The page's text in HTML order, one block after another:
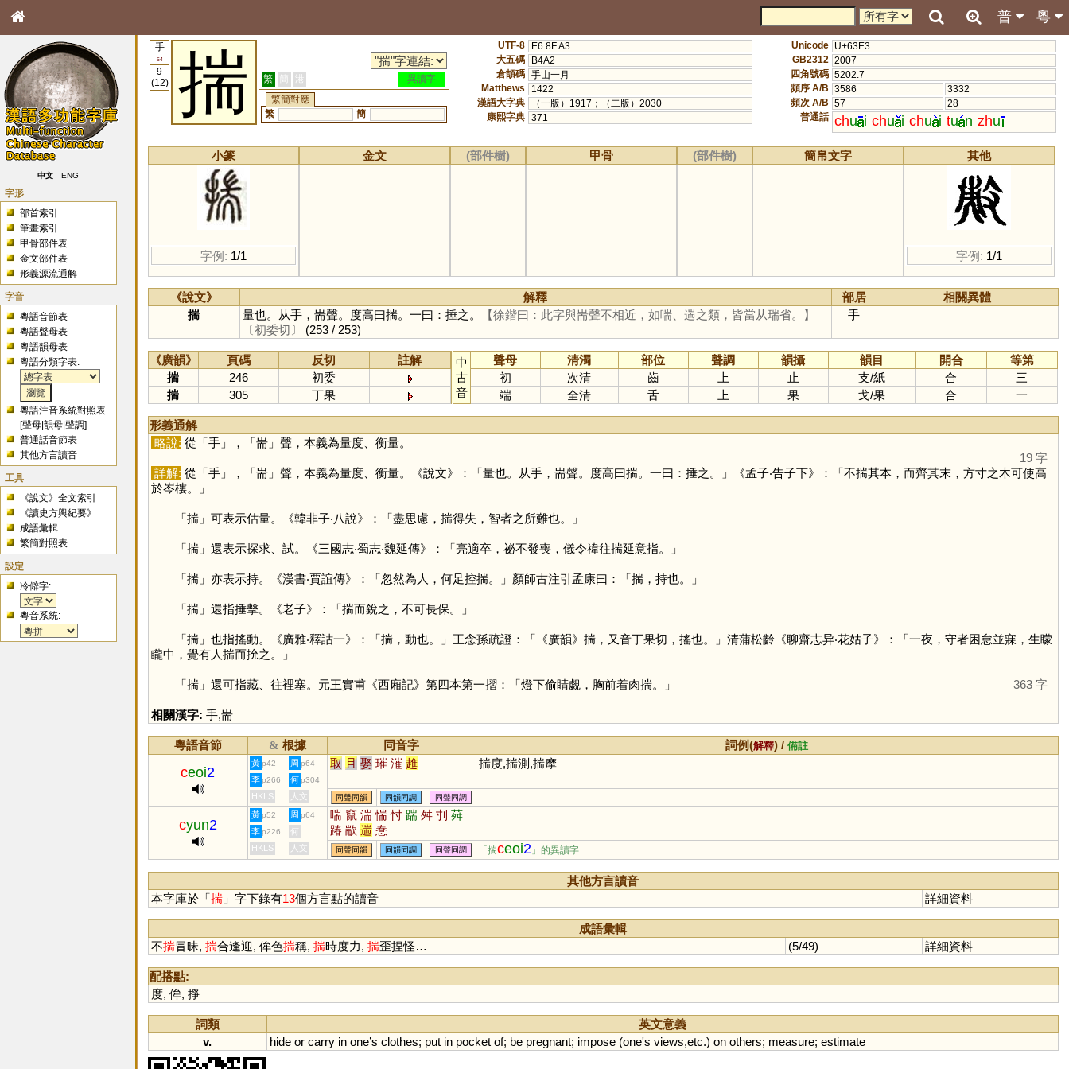
粵
普
中文 ENG
字形
部首索引
筆畫索引
甲骨部件表
金文部件表
形義源流通解
字音
粵語音節表
粵語聲母表
粵語韻母表
粵語分類字表:
粵語注音系統對照表
[聲母 |韻母 |聲調]
普通話音節表
其他方言讀音
工具
《說文》全文索引
《讀史方輿紀要》
成語彙輯
繁簡對照表
設定
冷僻字:
粵音系統:
手
64
9
(12)
揣 繁 簡 港
異讀字
繁簡對應
繁
簡
UTF-8
E6 8F A3
大五碼
B4A2
倉頡碼 手山一月
Matthews
1422
漢語大字典
（一版）1917；（二版）2030
康熙字典 371
Unicode U+63E3
GB2312 2007
四角號碼 5202.7
頻序 A/B 3586
3332
頻次 A/B 57
28
普通話 chu i chu i chu i tu n zhu
小篆
字例: 1/1
金文 (部件樹) 甲骨 (部件樹) 簡帛文字 其他
字例: 1/1
《說文》 解釋 部居
相關異體
揣
量也。从手，耑聲。度高曰揣。一曰：捶之。
【徐鍇曰：此字與耑聲不相近，如喘、遄之類，皆當从瑞省。】
〔初委切〕
(253 / 253)
手
《廣韻》 頁碼 反切
註解
揣
246
初委
揣
305 丁果
中
古
音
聲母 清濁 部位 聲調 韻攝 韻目 開合
等第
初
次清 齒 上 止 支/紙 合
三
端
全清 舌 上 果 戈/果 合 一
形義通解
略說: 從「手」，「耑」聲，本義為量度、衡量。
19 字
詳解: 從「手」，「耑」聲，本義為量度、衡量。《說文》：「量也。从手，耑聲。度高曰揣。一曰：捶之。」《孟子‧告子下》：「不揣其本，而齊其末，方寸之木可使高
於岑樓。」
「揣」可表示估量。《韓非子‧八說》：「盡思慮，揣得失，智者之所難也。」
「揣」還表示探求、試。《三國志‧蜀志‧魏延傳》：「亮適卒，祕不發喪，儀令禕往揣延意指。」
「揣」亦表示持。《漢書‧賈誼傳》：「忽然為人，何足控揣。」顏師古注引孟康曰：「揣，持也。」
「揣」還指捶擊。《老子》：「揣而銳之，不可長保。」
「揣」也指搖動。《廣雅‧釋詁一》：「揣，動也。」王念孫疏證：「《廣韻》揣，又音丁果切，搖也。」清蒲松齡《聊齋志异‧花姑子》：「一夜，守者困怠並寐，生矇
矓中，覺有人揣而抁之。」
「揣」還可指藏、往裡塞。元王實甫《西廂記》第四本第一摺：「燈下偷睛覷，胸前着肉揣。」 363 字
相關漢字: 手,耑
粵語音節 & 根據 同音字 詞例(解釋) /備註
ceoi2
黃 p42 周 p64 取 且 娶 璀 漼 趡 揣度,揣測,揣摩
李 p266 何 p304
HKLS 人文 同聲同韻 同韻同調 同聲同調
cyun2
黃 p52 周 p64 喘 竄 湍 惴 忖 踹 舛 刌 荈
踳 歂 遄 惷
李 p226
何
HKLS
人文 同聲同韻 同韻同調 同聲同調 「揣ceoi2 」的異讀字
其他方言讀音
本字庫於「揣」字下錄有13個方言點的讀音 詳細資料
成語彙輯
不揣冒昧, 揣合逢迎, 侔色揣稱, 揣時度力, 揣歪捏怪… (5/49) 詳細資料
配搭點:
度, 侔, 掙
詞類
英文意義
v.
hide or carry in one’s clothes; put in pocket of; be pregnant; impose(one's views,etc.) on others; measure; estimate